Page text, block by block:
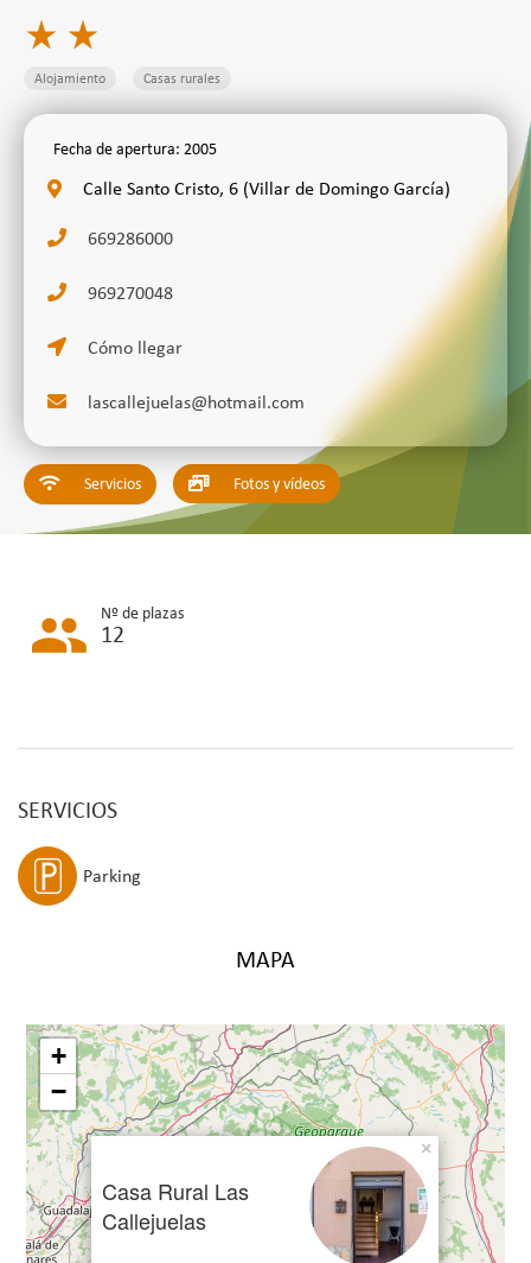
star_rate star_rate
Alojamiento Casas rurales
Fecha de apertura: 2005
Calle Santo Cristo, 6 (Villar de Domingo García)
669286000
969270048
Cómo llegar
lascallejuelas@hotmail.com
Servicios Fotos y vídeos
Nº de plazas
12
SERVICIOS
Parking
MAPA
Casa Rural Las
Callejuelas
×
+
−